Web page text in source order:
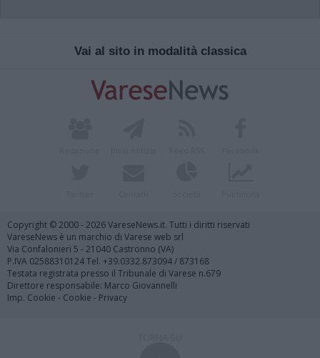
Vai al sito in modalità classica
Copyright © 2000 - 2026 VareseNews.it. Tutti i diritti riservati
VareseNews è un marchio di Varese web srl
Via Confalonieri 5 - 21040 Castronno (VA)
P.IVA 02588310124 Tel. +39.0332.873094 / 873168
Testata registrata presso il Tribunale di Varese n.679
Direttore responsabile: Marco Giovannelli
Imp. Cookie - Cookie - Privacy